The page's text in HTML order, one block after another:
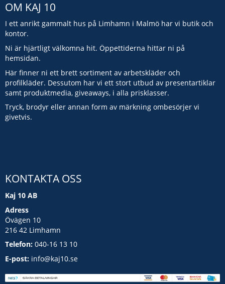
OM KAJ 10
I ett anrikt gammalt hus på Limhamn i Malmö har vi butik och
kontor.
Ni är hjärtligt välkomna hit. Öppettiderna hittar ni på
hemsidan.
Här finner ni ett brett sortiment av arbetskläder och
profilkläder. Dessutom har vi ett stort utbud av presentartiklar
samt produktmedia, giveaways, i alla prisklasser.
Tryck, brodyr eller annan form av märkning ombesörjer vi
givetvis.
KONTAKTA OSS
Kaj 10 AB
Adress
Övägen 10
216 42 Limhamn
Telefon: 040-16 13 10
E-post: info@kaj10.se